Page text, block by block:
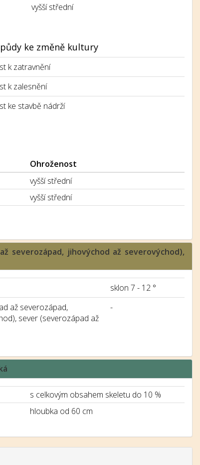
vyšší střední
ke změně kultury
k zatravnění
k zalesnění
ke stavbě nádrží
Ohroženost
vyšší střední
vyšší střední
severozápad, jihovýchod až severovýchod),
sklon 7 - 12 °
až severozápad,
sever (severozápad až
-
s celkovým obsahem skeletu do 10 %
hloubka od 60 cm